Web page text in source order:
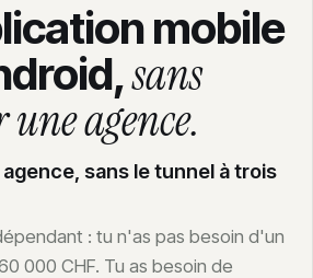
immobilières
l'IA en entreprise
PME : guide complet
mobile
sans
agence.
sans le tunnel à trois
: tu n'as pas besoin d'un
000 CHF. Tu as besoin de